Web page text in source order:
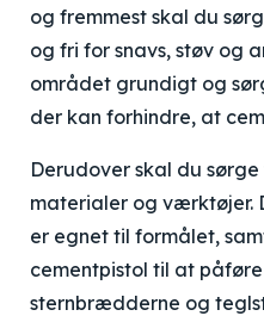
og fremmest skal du
og fri for snavs, støv og
området grundigt og
der kan forhindre, at
Derudover skal du
materialer og værktøjer.
er egnet til formålet,
cementpistol til at
sternbrædderne og